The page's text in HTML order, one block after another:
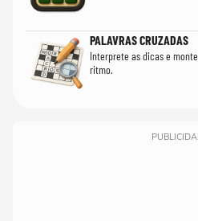
PALAVRAS CRUZADAS
Interprete as dicas e
ritmo.